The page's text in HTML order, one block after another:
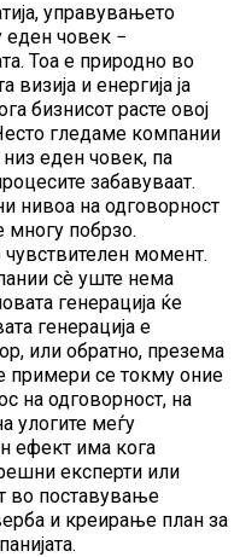
управувањето
еден човек −
Тоа е природно во
визија и енергија ја
бизнисот расте овој
гледаме компании
еден човек, па
забавуваат.
нивоа на одговорност
многу побрзо.
момент.
сè уште нема
генерација ќе
генерација е
или обратно, презема
примери се токму оние
на одговорност, на
улогите меѓу
ефект има кога
експерти или
во поставување
и креирање план за